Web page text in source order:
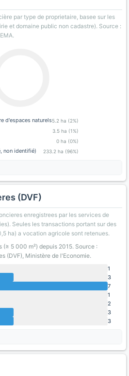
par type de proprietaire, basee sur les
et domaine public non cadastre). Source :
d'espaces naturels5.2 ha (2%)
3.5 ha (1%)
0 ha (0%)
non identifié) 233.2 ha (96%)
(DVF)
enregistrees par les services de
Seules les transactions portant sur des
ha) a vocation agricole sont retenues.
5 000 m²) depuis 2015. Source :
(DVF), Ministère de l'Economie.
1
3
7
1
2
3
3